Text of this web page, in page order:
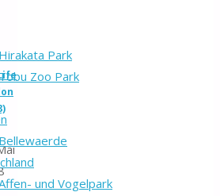
Hirakata Park
Zoo Park
Bellewaerde
und Vogelpark